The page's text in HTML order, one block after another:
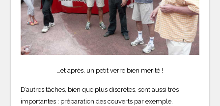
…et après, un petit verre bien mérité !
D’autres tâches, bien que plus discrètes, sont aussi très
importantes : préparation des couverts par exemple.